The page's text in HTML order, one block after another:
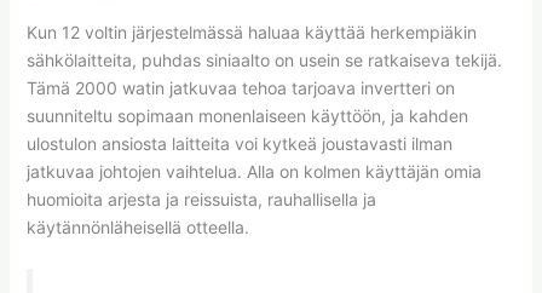
Kun 12 voltin järjestelmässä haluaa käyttää herkempiäkin
sähkölaitteita, puhdas siniaalto on usein se ratkaiseva tekijä.
Tämä 2000 watin jatkuvaa tehoa tarjoava invertteri on
suunniteltu sopimaan monenlaiseen käyttöön, ja kahden
ulostulon ansiosta laitteita voi kytkeä joustavasti ilman
jatkuvaa johtojen vaihtelua. Alla on kolmen käyttäjän omia
huomioita arjesta ja reissuista, rauhallisella ja
käytännönläheisellä otteella.